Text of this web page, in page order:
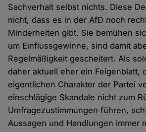
Sachverhalt selbst nichts. Diese
nicht, dass es in der AfD noch
Minderheiten gibt. Sie bemühen
um Einflussgewinne, sind damit
Regelmäßigkeit gescheitert. Als
daher aktuell eher ein Feigenblatt,
eigentlichen Charakter der Partei
einschlägige Skandale nicht zum
Umfragezustimmungen führen,
Aussagen und Handlungen immer